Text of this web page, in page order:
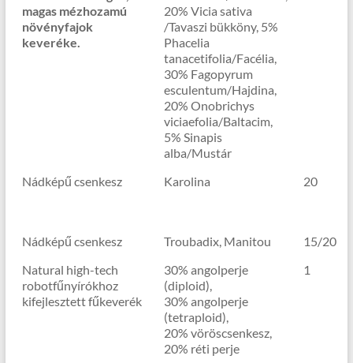
magas mézhozamú
növényfajok
keveréke.
20% Vicia sativa
/Tavaszi bükköny, 5%
Phacelia
tanacetifolia/Facélia,
30% Fagopyrum
esculentum/Hajdina,
20% Onobrichys
viciaefolia/Baltacim,
5% Sinapis
alba/Mustár
Nádképű csenkesz
Karolina 20
Nádképű csenkesz Troubadix, Manitou
15/20
Natural high-tech
robotfűnyírókhoz
kifejlesztett fűkeverék
30% angolperje
(diploid),
30% angolperje
(tetraploid),
20% vöröscsenkesz,
20% réti perje
1